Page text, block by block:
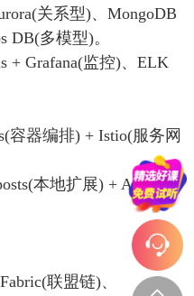
关系型)、MongoDB
DB(多模型)。
+ Grafana(监控)、ELK
容器编排) + Istio(服务网
本地扩展) + Azure
联盟链)、